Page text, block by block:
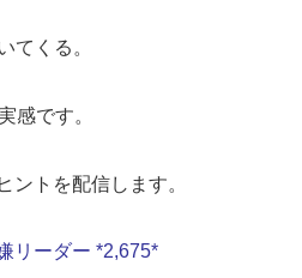
てくる。
感です。
ントを配信します。
リーダー *2,675*